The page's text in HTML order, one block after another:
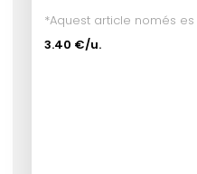
*Aquest article només
3.40 €/u.